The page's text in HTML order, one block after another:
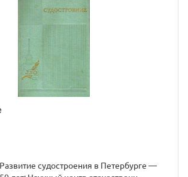
судостроения в Петербурге —